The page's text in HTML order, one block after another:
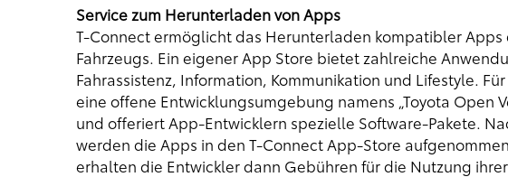
Service zum Herunterladen von Apps
T-Connect ermöglicht das Herunterladen kompatibler Apps
Fahrzeugs. Ein eigener App Store bietet zahlreiche
Fahrassistenz, Information, Kommunikation und Lifestyle.
eine offene Entwicklungsumgebung namens „Toyota Open
und offeriert App-Entwicklern spezielle Software-Pakete.
werden die Apps in den T-Connect App-Store
erhalten die Entwickler dann Gebühren für die Nutzung